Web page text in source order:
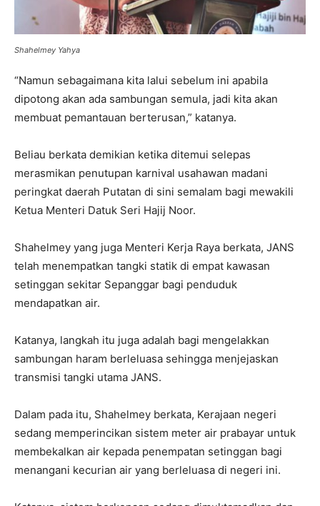
Shahelmey Yahya
“Namun sebagaimana kita lalui sebelum ini apabila
dipotong akan ada sambungan semula, jadi kita akan
membuat pemantauan berterusan,” katanya.
Beliau berkata demikian ketika ditemui selepas
merasmikan penutupan karnival usahawan madani
peringkat daerah Putatan di sini semalam bagi mewakili
Ketua Menteri Datuk Seri Hajij Noor.
Shahelmey yang juga Menteri Kerja Raya berkata, JANS
telah menempatkan tangki statik di empat kawasan
setinggan sekitar Sepanggar bagi penduduk
mendapatkan air.
Katanya, langkah itu juga adalah bagi mengelakkan
sambungan haram berleluasa sehingga menjejaskan
transmisi tangki utama JANS.
Dalam pada itu, Shahelmey berkata, Kerajaan negeri
sedang memperincikan sistem meter air prabayar untuk
membekalkan air kepada penempatan setinggan bagi
menangani kecurian air yang berleluasa di negeri ini.